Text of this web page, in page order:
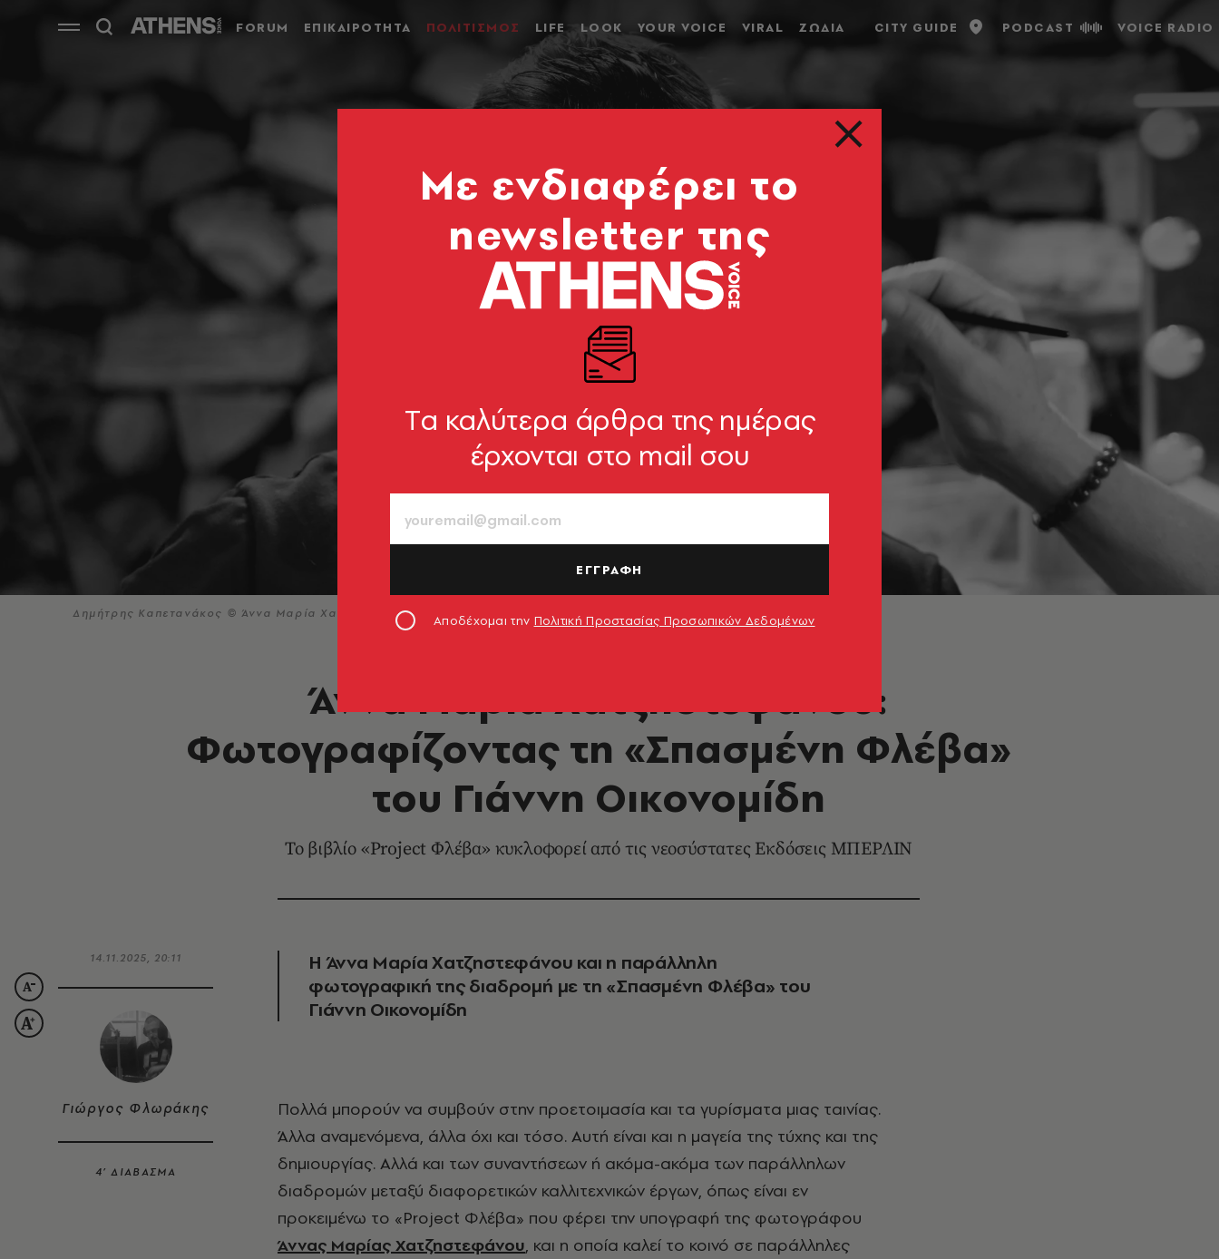
FORUM ΕΠΙΚΑΙΡΟΤΗΤΑ ΠΟΛΙΤΙΣΜΟΣ LIFE LOOK YOUR VOICE VIRAL ΖΩΔΙΑ CITY GUIDE PODCAST VOICE RADIO
Δημήτρης Καπετανάκος © Άννα Μαρία Χατζηστεφάνου
Άννα Μαρία Χατζηστεφάνου:
Φωτογραφίζοντας τη «Σπασμένη Φλέβα»
του Γιάννη Οικονομίδη
Το βιβλίο «Project Φλέβα» κυκλοφορεί από τις νεοσύστατες Εκδόσεις ΜΠΕΡΛΙΝ
14.11.2025, 20:11
Γιώργος Φλωράκης
4’ ΔΙΑΒΑΣΜΑ
Η Άννα Μαρία Χατζηστεφάνου και η παράλληλη
φωτογραφική της διαδρομή με τη «Σπασμένη Φλέβα» του
Γιάννη Οικονομίδη
Πολλά μπορούν να συμβούν στην προετοιμασία και τα γυρίσματα μιας ταινίας.
Άλλα αναμενόμενα, άλλα όχι και τόσο. Αυτή είναι και η μαγεία της τύχης και της
δημιουργίας. Αλλά και των συναντήσεων ή ακόμα-ακόμα των παράλληλων
διαδρομών μεταξύ διαφορετικών καλλιτεχνικών έργων, όπως είναι εν
προκειμένω το «Project Φλέβα» που φέρει την υπογραφή της φωτογράφου
Άννας Μαρίας Χατζηστεφάνου, και η οποία καλεί το κοινό σε παράλληλες
Mε ενδιαφέρει το
newsletter της
Tα καλύτερα άρθρα της ημέρας
έρχονται στο mail σου
ΕΓΓΡΑΦΗ
Αποδέχομαι την Πολιτική Προστασίας Προσωπικών Δεδομένων